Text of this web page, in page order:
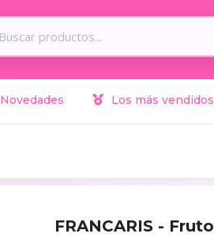
Novedades Los más vendidos
FRANCARIS -